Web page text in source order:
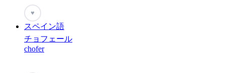
♥
スペイン語
チョフェール
chofer